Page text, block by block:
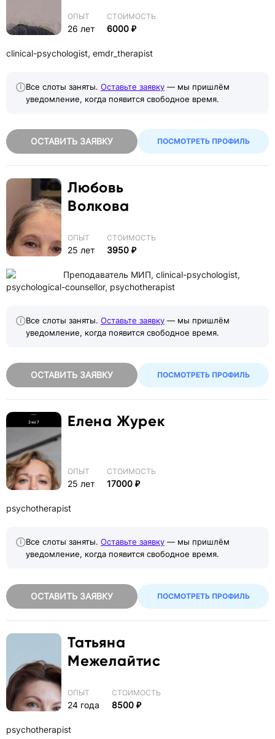
clinical-psychologist, emdr_therapist
ОПЫТ
26 лет
СТОИМОСТЬ
6000 ₽
Все слоты заняты. Оставьте заявку — мы пришлём
уведомление, когда появится свободное время.
ОСТАВИТЬ ЗАЯВКУ ПОСМОТРЕТЬ ПРОФИЛЬ
Любовь
Волкова
Преподаватель МИП, clinical-psychologist,
psychological-counsellor, psychotherapist
ОПЫТ
25 лет
СТОИМОСТЬ
3950 ₽
Все слоты заняты. Оставьте заявку — мы пришлём
уведомление, когда появится свободное время.
ОСТАВИТЬ ЗАЯВКУ ПОСМОТРЕТЬ ПРОФИЛЬ
Елена Журек
psychotherapist
ОПЫТ
25 лет
СТОИМОСТЬ
17000 ₽
Все слоты заняты. Оставьте заявку — мы пришлём
уведомление, когда появится свободное время.
ОСТАВИТЬ ЗАЯВКУ ПОСМОТРЕТЬ ПРОФИЛЬ
Татьяна
Межелайтис
psychotherapist
ОПЫТ
24 года
СТОИМОСТЬ
8500 ₽